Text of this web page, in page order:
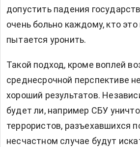
допустить падения
очень больно каждому, кто
пытается уронить.
Такой подход, кроме воплей
среднесрочной перспективе
хороший результатов.
будет ли, например СБУ
террористов, разъехавшихся
несчастном случае будут